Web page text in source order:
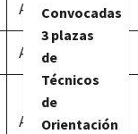
Acceso libre.
Acceso libre.
Acceso libre.
Convocadas
3 plazas
de
Técnicos
de
Orientación